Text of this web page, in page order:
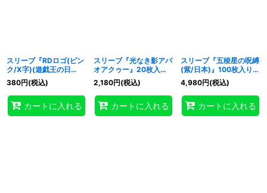
スリーブ『RDロゴ(ピン
ク/X字)(遊戯王の日
RD)』20枚入り【-】{-}
《スリーブ》
380円(税込)
カートに入れる
スリーブ『光なき影アバ
オアクゥー』20枚入り
【-】{-}《スリーブ》
2,180円(税込)
カートに入れる
スリーブ『五稜星の呪縛
(紫/日本)』100枚入り
【-】{-}《スリーブ》
4,980円(税込)
カートに入れる